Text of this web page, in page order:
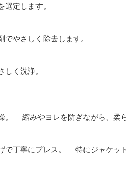
定します。
やさしく除去します。
く洗浄。
。 縮みやヨレを防ぎながら、柔
丁寧にプレス。 特にジャケッ